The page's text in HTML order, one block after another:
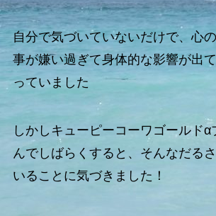
自分で気づいていないだけで、心
事が嫌い過ぎて身体的な影響が出
っていました
しかしキューピーコーワゴールド
んでしばらくすると、そんなだる
いることに気づきました！